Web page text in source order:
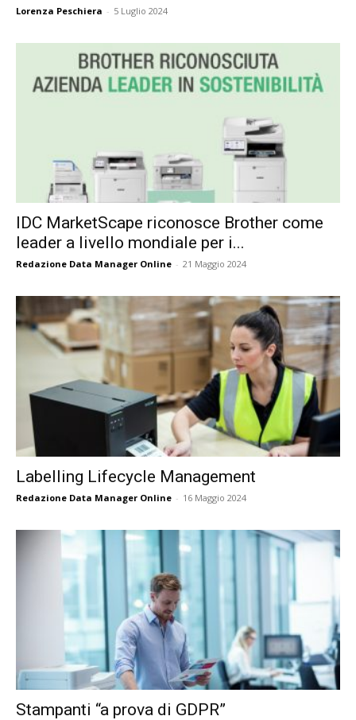
Lorenza Peschiera - 5 Luglio 2024
IDC MarketScape riconosce Brother come
leader a livello mondiale per i...
Redazione Data Manager Online - 21 Maggio 2024
Labelling Lifecycle Management
Redazione Data Manager Online - 16 Maggio 2024
Stampanti “a prova di GDPR”